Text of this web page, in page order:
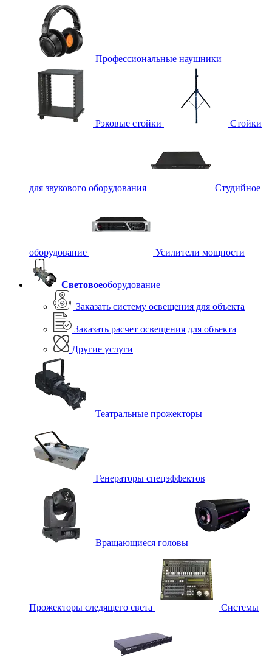
Профессиональные наушники
Рэковые стойки Стойки
для звукового оборудования Студийное
оборудование Усилители мощности
Световоеоборудование
Заказать систему освещения для объекта
Заказать расчет освещения для объекта
Другие услуги
Театральные прожекторы
Генераторы спецэффектов
Вращающиеся головы
Прожекторы следящего света Системы